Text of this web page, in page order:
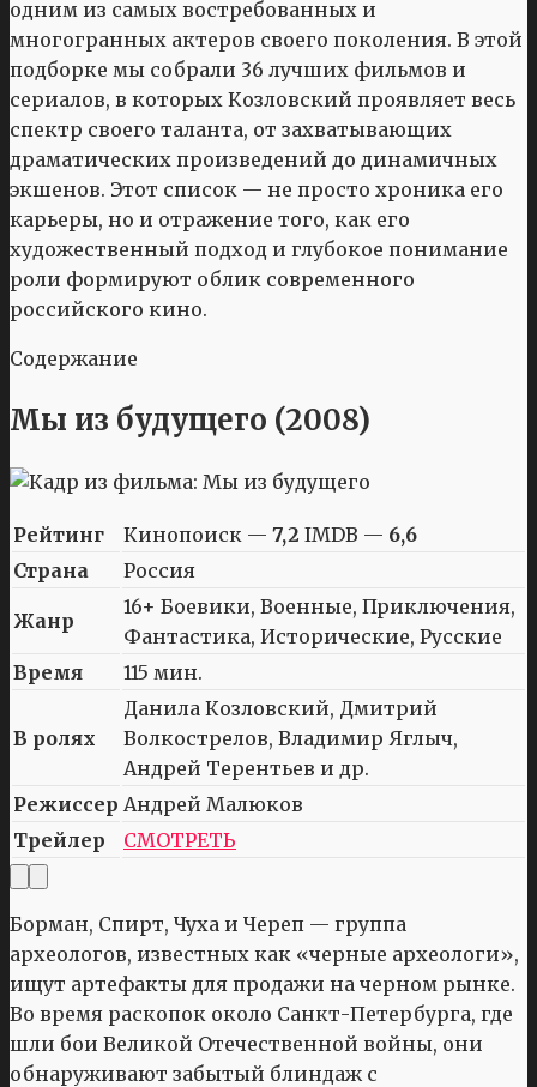
одним из самых востребованных и
многогранных актеров своего поколения. В этой
подборке мы собрали 36 лучших фильмов и
сериалов, в которых Козловский проявляет весь
спектр своего таланта, от захватывающих
драматических произведений до динамичных
экшенов. Этот список — не просто хроника его
карьеры, но и отражение того, как его
художественный подход и глубокое понимание
роли формируют облик современного
российского кино.
Содержание
Мы из будущего (2008)
Рейтинг Кинопоиск — 7,2 IMDB — 6,6
Страна
Россия
Жанр
16+ Боевики, Военные, Приключения,
Фантастика, Исторические, Русские
Время
115 мин.
В ролях
Данила Козловский, Дмитрий
Волкострелов, Владимир Яглыч,
Андрей Терентьев и др.
Режиссер Андрей Малюков
Трейлер
СМОТРЕТЬ
Борман, Спирт, Чуха и Череп — группа
археологов, известных как «черные археологи»,
ищут артефакты для продажи на черном рынке.
Во время раскопок около Санкт-Петербурга, где
шли бои Великой Отечественной войны, они
обнаруживают забытый блиндаж с